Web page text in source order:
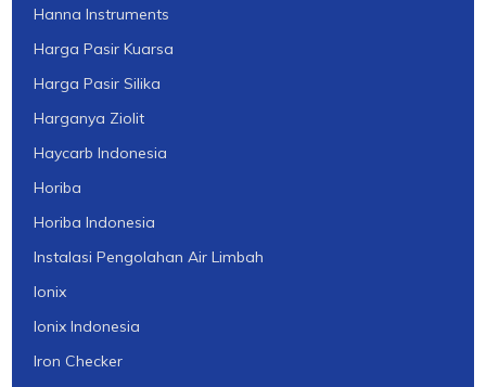
Hanna Instruments
Harga Pasir Kuarsa
Harga Pasir Silika
Harganya Ziolit
Haycarb Indonesia
Horiba
Horiba Indonesia
Instalasi Pengolahan Air Limbah
Ionix
Ionix Indonesia
Iron Checker